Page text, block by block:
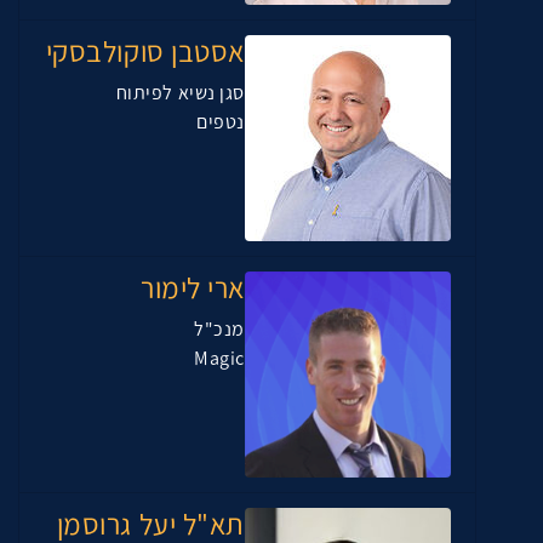
אסטבן סוקולבסקי
סגן נשיא לפיתוח
נטפים
ארי לימור
מנכ"ל
Magic
תא"ל יעל גרוסמן